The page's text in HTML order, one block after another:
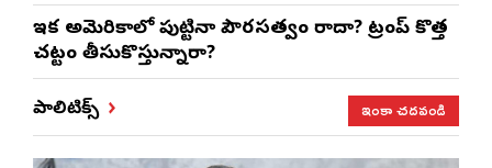
ఇక అమెరికాలో పుట్టినా పౌరసత్వం రాదా? ట్రంప్ కొత్త
చట్టం తీసుకొస్తున్నారా?
పాలిటిక్స్ ఇంకా చదవండి